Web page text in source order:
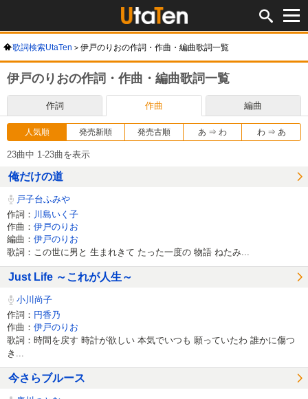
歌詞検索UtaTen 伊戸のりおの作詞・作曲・編曲歌詞一覧
伊戸のりおの作詞・作曲・編曲歌詞一覧
作詞 作曲 編曲
人気順 発売新順 発売古順 あ ⇒ わ わ ⇒ あ
23曲中 1-23曲を表示
俺だけの道
戸子台ふみや
作詞： 川島いく子
作曲： 伊戸のりお
編曲： 伊戸のりお
歌詞：この世に男と 生まれきて たった一度の 物語 ねたみ...
Just Life ～これが人生～
小川尚子
作詞： 円香乃
作曲： 伊戸のりお
歌詞：時間を戻す 時計が欲しい 本気でいつも 願っていたわ 誰かに傷つ
き...
今さらブルース